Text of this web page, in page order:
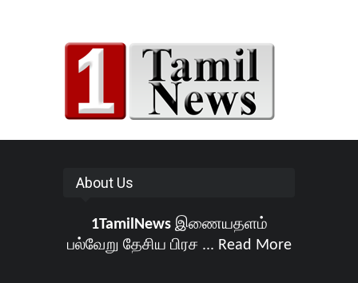
About Us
1TamilNewsஇணையதளம்
பல்வேறு தேசிய பிரச ... Read More